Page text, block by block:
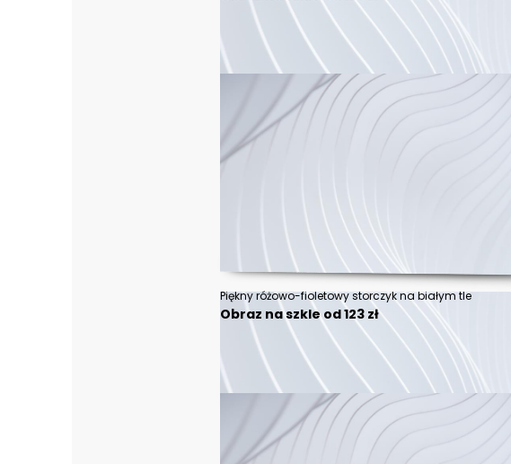
Piękny różowo-fioletowy storczyk na białym tle
Obraz na szkle od 123 zł